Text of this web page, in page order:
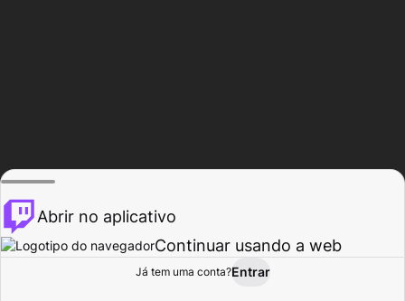
Procurar Atividade
Abrir no aplicativo
Continuar usando a web
Já tem uma conta?Entrar